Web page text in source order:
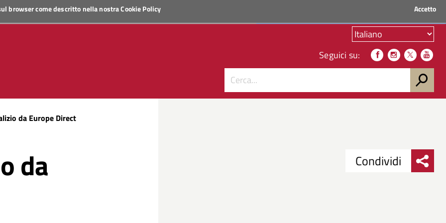
browser come descritto nella nostraCookie Policy Accetto
Seguici su:
da Europe Direct
da Condividi